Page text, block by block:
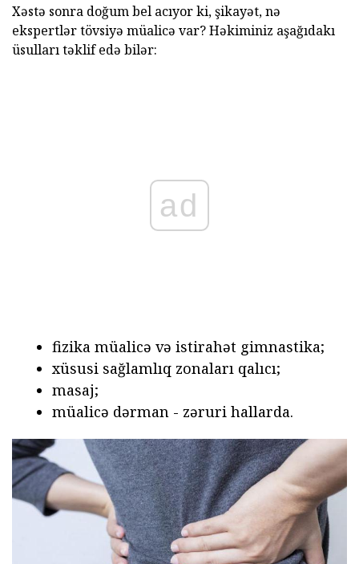
Xəstə sonra doğum bel acıyor ki, şikayət, nə
ekspertlər tövsiyə müalicə var? Həkiminiz aşağıdakı
üsulları təklif edə bilər:
ad
fizika müalicə və istirahət gimnastika;
xüsusi sağlamlıq zonaları qalıcı;
masaj;
müalicə dərman - zəruri hallarda.